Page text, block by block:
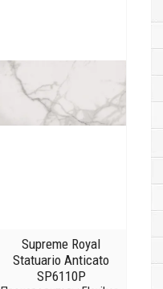
Supreme Royal
Statuario Anticato
SP6110P